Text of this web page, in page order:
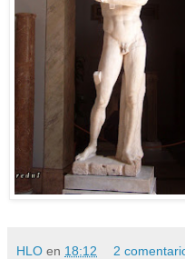
HLO en 18:12 2